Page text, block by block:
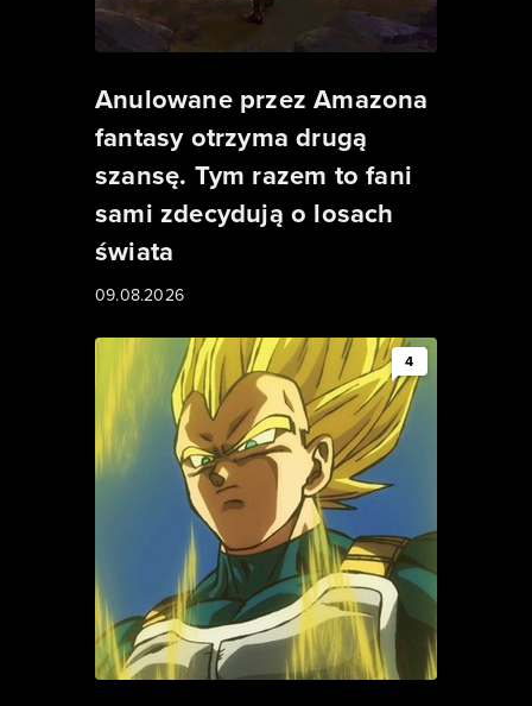
Anulowane przez Amazona
fantasy otrzyma drugą
szansę. Tym razem to fani
sami zdecydują o losach
świata
09.08.2026
4